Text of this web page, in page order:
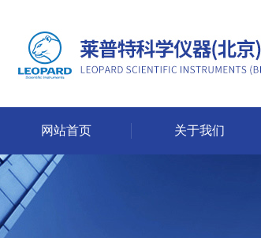
网站首页 关于我们